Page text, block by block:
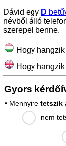
Dávid egy D
névből álló
szerepel benne.
Hogy
Hogy
Gyors
• Mennyire tetszik
nem